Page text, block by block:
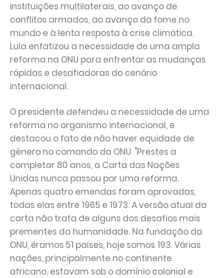
instituições multilaterais, ao avanço de
conflitos armados, ao avanço da fome no
mundo e à lenta resposta à crise climática.
Lula enfatizou a necessidade de uma ampla
reforma na ONU para enfrentar as mudanças
rápidas e desafiadoras do cenário
internacional.
O presidente defendeu a necessidade de uma
reforma no organismo internacional, e
destacou o fato de não haver equidade de
gênero no comando da ONU. "Prestes a
completar 80 anos, a Carta das Nações
Unidas nunca passou por uma reforma.
Apenas quatro emendas foram aprovadas,
todas elas entre 1965 e 1973. A versão atual da
carta não trata de alguns dos desafios mais
prementes da humanidade. Na fundação da
ONU, éramos 51 países, hoje somos 193. Várias
nações, principalmente no continente
africano, estavam sob o domínio colonial e